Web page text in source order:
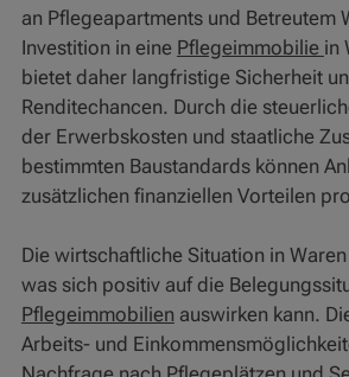
an Pflegeapartments und Betreutem
Investition in eine Pflegeimmobilie in
bietet daher langfristige Sicherheit
Renditechancen. Durch die
der Erwerbskosten und staatliche
bestimmten Baustandards können
zusätzlichen finanziellen Vorteilen
Die wirtschaftliche Situation in
was sich positiv auf die
Pflegeimmobilien auswirken kann.
Arbeits- und